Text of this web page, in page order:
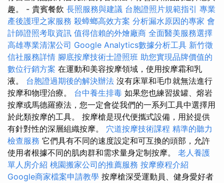
趣。 - 貴賓餐飲 長照服務與建議 台胞證照片規範指引 專業
產後護理之家服務 殺蟑螂高效方案 分析漏水原因的專家 會
計師證照考取資訊 值得信賴的外燴廠商 全面醫美服務選擇
高雄專業清潔公司 Google Analytics數據分析工具 新竹徵
信社服務詳情 腳底按摩技術士證照班 助您實現品牌價值的
數位行銷方案 在運動和美容按摩領域，使用按摩霜和乳
液。 台胞證過期後的解決辦法 沒有床單和毛巾就無法進行
按摩和物理治療。 台中養生排毒 如果您也練習拔罐、熔岩
按摩或馬德羅療法，您一定會從我們的一系列工具中選擇用
於此類按摩的工具。 按摩槍是現代便攜式設備，用於提供
有針對性的深層組織按摩。 穴道按摩技術課程 精準的聽力
檢查服務 它們具有不同的速度設定和可互換的頭部，允許
使用者根據不同的肌肉群和需求量身定制按摩。 老人養護
單人房介紹 桃園搬家公司的推薦服務 按摩療程介紹
Google商家檔案申請教學 按摩槍深受運動員、健身愛好者